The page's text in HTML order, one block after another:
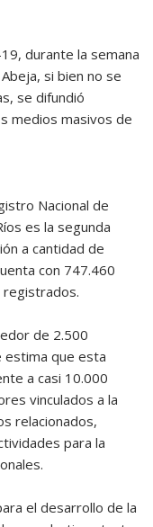
durante la semana
si bien no se
se difundió
medios masivos de
Nacional de
es la segunda
a cantidad de
con 747.460
registrados.
de 2.500
estima que esta
a casi 10.000
vinculados a la
relacionados,
para la
el desarrollo de la